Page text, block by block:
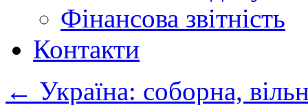
Фінансова звітність
Контакти
← Україна: соборна,